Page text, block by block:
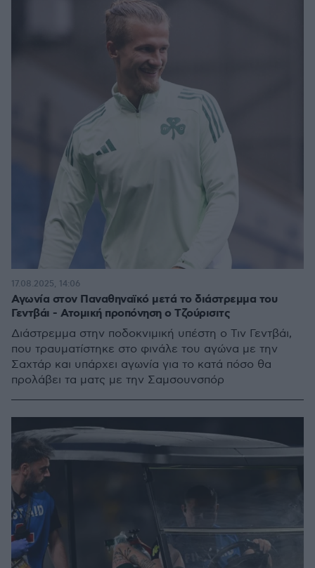
Αγωνία στον Παναθηναϊκό μετά το διάστρεμμα του
Γεντβάι - Ατομική προπόνηση ο Τζούρισιτς
Διάστρεμμα στην ποδοκνιμική υπέστη ο Τιν Γεντβάι,
που τραυματίστηκε στο φινάλε του αγώνα με την
Σαχτάρ και υπάρχει αγωνία για το κατά πόσο θα
προλάβει τα ματς με την Σαμσουνσπόρ
17.08.2025, 14:06